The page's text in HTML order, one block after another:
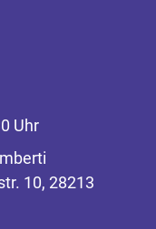
Uhr
10, 28213